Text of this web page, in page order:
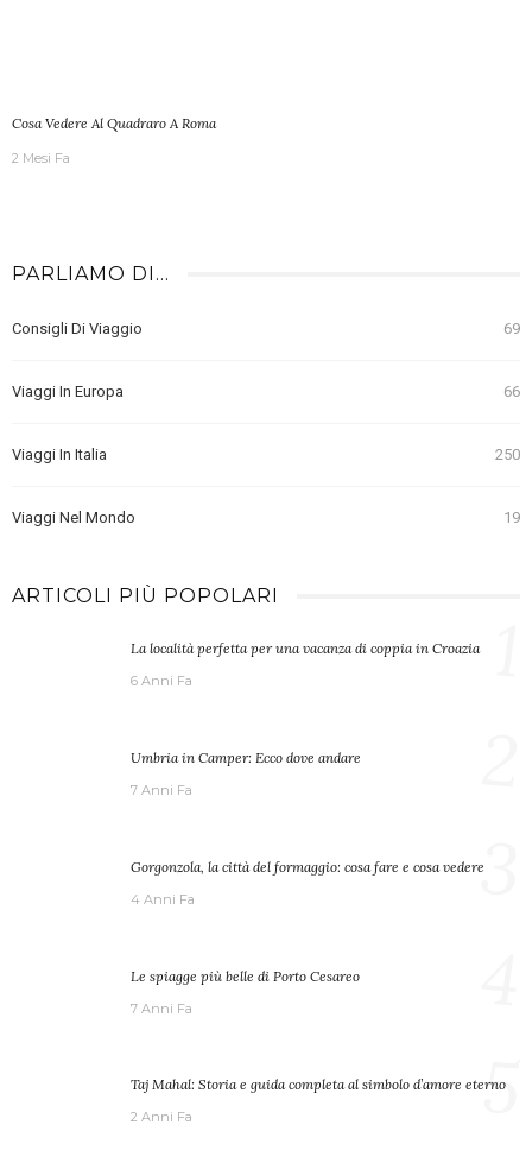
Cosa Vedere Al Quadraro A Roma
2 Mesi Fa
PARLIAMO DI…
Consigli Di Viaggio 69
Viaggi In Europa 66
Viaggi In Italia 250
Viaggi Nel Mondo 19
ARTICOLI PIÙ POPOLARI
La località perfetta per una vacanza di coppia in Croazia
6 Anni Fa
Umbria in Camper: Ecco dove andare
7 Anni Fa
Gorgonzola, la città del formaggio: cosa fare e cosa vedere
4 Anni Fa 3
Le spiagge più belle di Porto Cesareo
7 Anni Fa
Taj Mahal: Storia e guida completa al simbolo d’amore eterno
2 Anni Fa 5